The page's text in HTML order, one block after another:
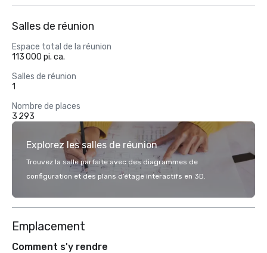
Salles de réunion
Espace total de la réunion
113 000 pi. ca.
Salles de réunion
1
Nombre de places
3 293
Explorez les salles de réunion
Trouvez la salle parfaite avec des diagrammes de
configuration et des plans d’étage interactifs en 3D.
Emplacement
Comment s'y rendre